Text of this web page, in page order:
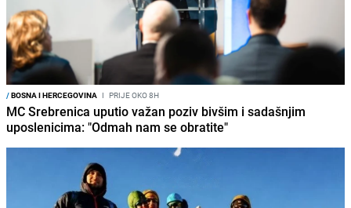
/BOSNA I HERCEGOVINA I PRIJE OKO 8H
MC Srebrenica uputio važan poziv bivšim i sadašnjim
uposlenicima: "Odmah nam se obratite"